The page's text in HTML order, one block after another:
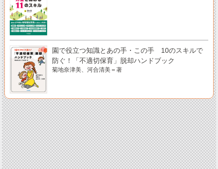
園で役立つ知識とあの手・この手 10のスキルで
防ぐ！「不適切保育」脱却ハンドブック
菊地奈津美、河合清美＝著